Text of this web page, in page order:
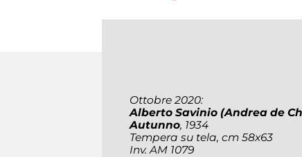
Ottobre 2020:
Alberto Savinio (Andrea de
Autunno, 1934
Tempera su tela, cm 58x63
Inv. AM 1079